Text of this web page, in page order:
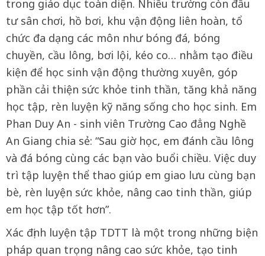
trong giáo dục toàn diện. Nhiều trường còn đầu
tư sân chơi, hồ bơi, khu vận động liên hoàn, tổ
chức đa dạng các môn như bóng đá, bóng
chuyền, cầu lông, bơi lội, kéo co… nhằm tạo điều
kiện để học sinh vận động thường xuyên, góp
phần cải thiện sức khỏe tinh thần, tăng khả năng
học tập, rèn luyện kỹ năng sống cho học sinh. Em
Phan Duy An - sinh viên Trường Cao đẳng Nghề
An Giang chia sẻ: “Sau giờ học, em đánh cầu lông
và đá bóng cùng các bạn vào buổi chiều. Việc duy
trì tập luyện thể thao giúp em giao lưu cùng bạn
bè, rèn luyện sức khỏe, nâng cao tinh thần, giúp
em học tập tốt hơn”.
Xác định luyện tập TDTT là một trong những biện
pháp quan trọng nâng cao sức khỏe, tạo tinh